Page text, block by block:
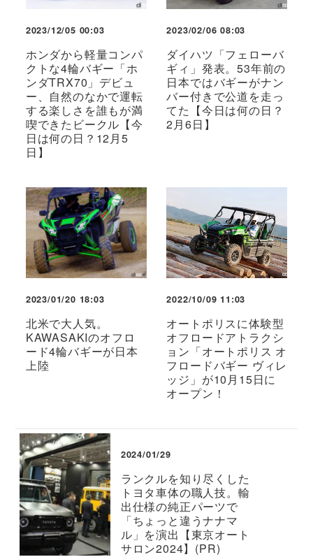
2023/12/05 00:03
ホンダから軽量コンパ
クトな4輪バギー「ホ
ンダTRX70」デビュ
ー、自然のなかで運転
する楽しさを誰もが満
喫できたビークル【今
日は何の日？12月5
日】
2023/02/06 08:03
ダイハツ「フェローバ
ギィ」発表。53年前の
日本ではバギーがナン
バー付きで公道を走っ
てた【今日は何の日？
2月6日】
2023/01/20 18:03
北米で大人気。
KAWASAKIのオフロ
ード4輪バギーが日本
上陸
2022/10/09 11:03
オートポリスに体験型
オフロードアトラクシ
ョン「オートポリス オ
フロードバギー ヴィレ
ッジ」が10月15日に
オープン！
2024/01/29
ランクルを知り尽くした
トヨタ車体の職人技。輸
出仕様の純正パーツで
「ちょっと違うナナマ
ル」を演出【東京オート
サロン2024】(PR)